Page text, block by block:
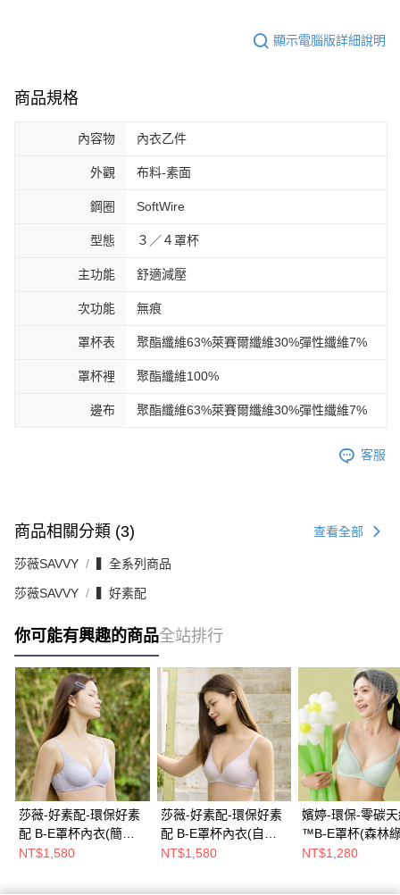
顯示電腦版詳細說明
商品規格
內容物 內衣乙件
外觀 布料-素面
鋼圈 SoftWire
型態 ３／４罩杯
主功能 舒適減壓
次功能 無痕
罩杯表 聚酯纖維63%萊賽爾纖維30%彈性纖維7%
罩杯裡 聚酯纖維100%
邊布 聚酯纖維63%萊賽爾纖維30%彈性纖維7%
客服
商品相關分類 (3) 查看全部
莎薇SAVVY ▍全系列商品
莎薇SAVVY ▍好素配
你可能有興趣的商品全站排行
莎薇-好素配-環保好素
配 B-E罩杯內衣(簡約
灰紫) AB3571VC
NT$1,580
莎薇-好素配-環保好素
配 B-E罩杯內衣(自在
藕) AB3571UQ
NT$1,580
嬪婷-環保-零碳
™B-E罩杯(森林
BB3674C6
NT$1,280